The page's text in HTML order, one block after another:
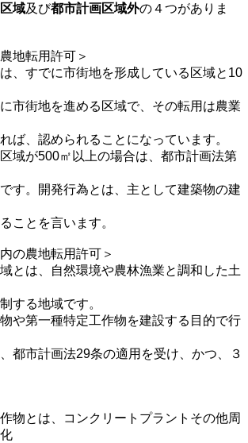
域及び都市計画区域外の４つがありま
地転用許可＞
すでに市街地を形成している区域と10
街地を進める区域で、その転用は農業
、認められることになっています。
が500㎡以上の場合は、都市計画法第
。開発行為とは、主として建築物の建
とを言います。
の農地転用許可＞
は、自然環境や農林漁業と調和した土
る地域です。
第一種特定工作物を建設する目的で行
市計画法29条の適用を受け、かつ、３
とは、コンクリートプラントその他周